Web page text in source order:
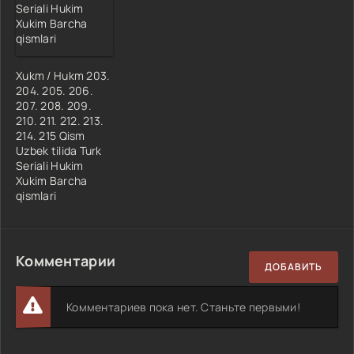
Xukm / Hukm 203.
204. 205. 206.
207. 208. 209.
210. 211. 212. 213.
214. 215 Qism
Uzbek tilida Turk
Seriali Hukim
Xukim Barcha
qismlari
Комментарии ДОБАВИТЬ
Комментариев пока нет. Станьте первыми!